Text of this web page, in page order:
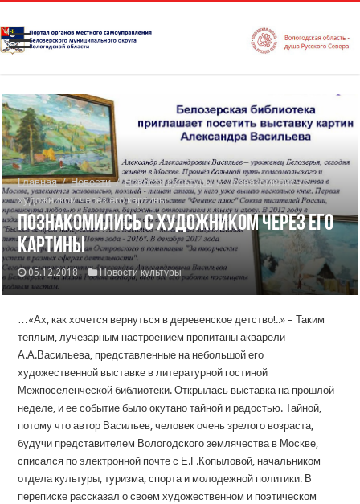
Главная / Новости / Новости культуры / Познакомились с
художником через его картины
Познакомились с художником через его
картины
05.12.2018 Новости культуры
…«Ах, как хочется вернуться в деревенское детство!..» – Таким
теплым, лучезарным настроением пропитаны акварели
А.А.Васильева, представленные на небольшой его
художественной выставке в литературной гостиной
Межпоселенческой библиотеки. Открылась выставка на прошлой
неделе, и ее событие было окутано тайной и радостью. Тайной,
потому что автор Васильев, человек очень зрелого возраста,
будучи представителем Вологодского землячества в Москве,
списался по электронной почте с Е.Г.Копыловой, начальником
отдела культуры, туризма, спорта и молодежной политики. В
переписке рассказал о своем художественном и поэтическом